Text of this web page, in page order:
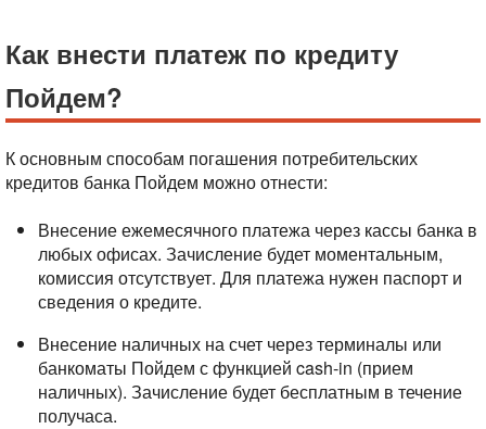
Как внести платеж по кредиту
Пойдем?
К основным способам погашения потребительских
кредитов банка Пойдем можно отнести:
Внесение ежемесячного платежа через кассы банка в
любых офисах. Зачисление будет моментальным,
комиссия отсутствует. Для платежа нужен паспорт и
сведения о кредите.
Внесение наличных на счет через терминалы или
банкоматы Пойдем с функцией cash-in (прием
наличных). Зачисление будет бесплатным в течение
получаса.